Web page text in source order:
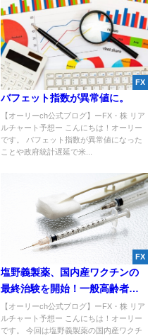
FX
バフェット指数が異常値に。
【オーリーch公式ブログ】ーFX・株 リア
ルチャート予想ー こんにちは！オーリー
です。 バフェット指数が異常値になった
ことや政府統計遅延で米...
FX
塩野義製薬、国内産ワクチンの
最終治験を開始！一般高齢者へ
のワクチン、2月待たず前倒し容
認か！？
【オーリーch公式ブログ】ーFX・株 リア
ルチャート予想ー こんにちは！オーリー
です。 今回は塩野義製薬の国内産ワクチ